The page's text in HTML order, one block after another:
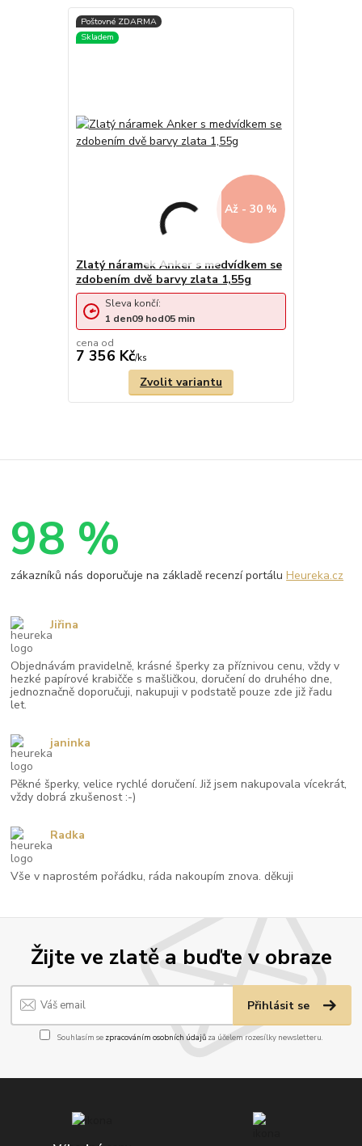
Až - 30 %
Zlatý náramek Anker s medvídkem se
zdobením dvě barvy zlata 1,55g
cena od
7 356 Kč/ks
Sleva končí:
1 den09 hod05 min
Zvolit variantu
Žijte ve zlatě a buďte v obraze
Přihlásit se
Souhlasím se zpracováním osobních údajůza účelem rozesílky newsletteru.
98 %
zákazníků nás doporučuje na základě recenzí portáluHeureka.cz
Objednávám pravidelně, krásné šperky za příznivou cenu, vždy v
hezké papírové krabičče s mašličkou, doručení do druhého dne,
jednoznačně doporučuji, nakupuji v podstatě pouze zde již řadu
let.
Jiřina
Pěkné šperky, velice rychlé doručení. Již jsem nakupovala vícekrát,
vždy dobrá zkušenost :-)
janinka
Vše v naprostém pořádku, ráda nakoupím znova. děkuji
Radka